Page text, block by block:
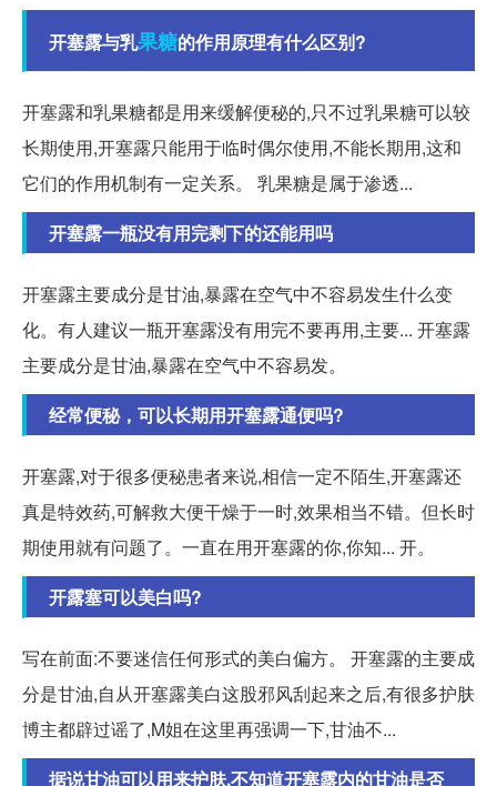
开塞露与乳果糖的作用原理有什么区别?
开塞露和乳果糖都是用来缓解便秘的,只不过乳果糖可以较
长期使用,开塞露只能用于临时偶尔使用,不能长期用,这和
它们的作用机制有一定关系。 乳果糖是属于渗透...
开塞露一瓶没有用完剩下的还能用吗
开塞露主要成分是甘油,暴露在空气中不容易发生什么变
化。有人建议一瓶开塞露没有用完不要再用,主要... 开塞露
主要成分是甘油,暴露在空气中不容易发。
经常便秘，可以长期用开塞露通便吗?
开塞露,对于很多便秘患者来说,相信一定不陌生,开塞露还
真是特效药,可解救大便干燥于一时,效果相当不错。但长时
期使用就有问题了。一直在用开塞露的你,你知... 开。
开露塞可以美白吗?
写在前面:不要迷信任何形式的美白偏方。 开塞露的主要成
分是甘油,自从开塞露美白这股邪风刮起来之后,有很多护肤
博主都辟过谣了,M姐在这里再强调一下,甘油不...
据说甘油可以用来护肤,不知道开塞露内的甘油是否